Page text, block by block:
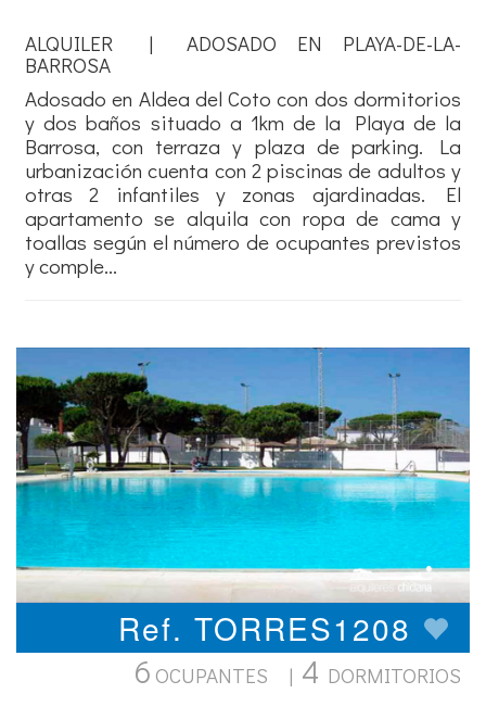
ALQUILER | ADOSADO EN PLAYA-DE-LA-
BARROSA
Adosado en Aldea del Coto con dos dormitorios
y dos baños situado a 1km de la Playa de la
Barrosa, con terraza y plaza de parking. La
urbanización cuenta con 2 piscinas de adultos y
otras 2 infantiles y zonas ajardinadas. El
apartamento se alquila con ropa de cama y
toallas según el número de ocupantes previstos
y comple...
Ref. TORRES1208
6 OCUPANTES | 4 DORMITORIOS